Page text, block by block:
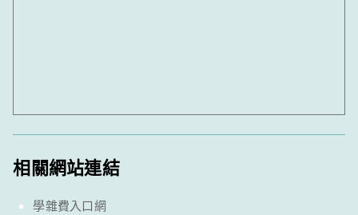
相關網站連結
學雜費入口網